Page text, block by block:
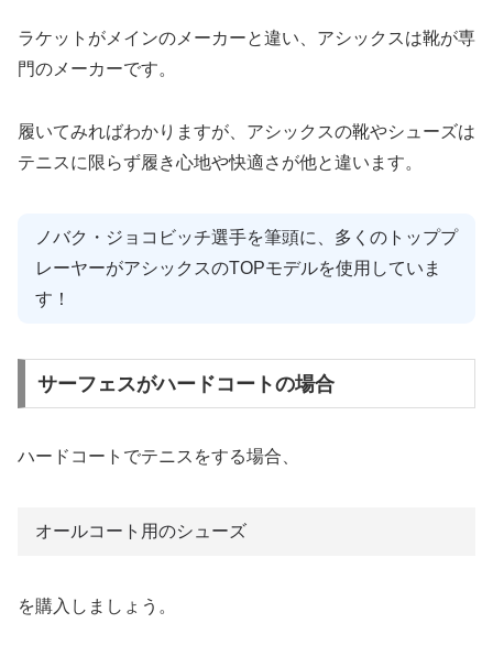
ラケットがメインのメーカーと違い、アシックスは靴が専
門のメーカーです。
履いてみればわかりますが、アシックスの靴やシューズは
テニスに限らず履き心地や快適さが他と違います。
ノバク・ジョコビッチ選手を筆頭に、多くのトッププ
レーヤーがアシックスのTOPモデルを使用していま
す！
サーフェスがハードコートの場合
ハードコートでテニスをする場合、
オールコート用のシューズ
を購入しましょう。